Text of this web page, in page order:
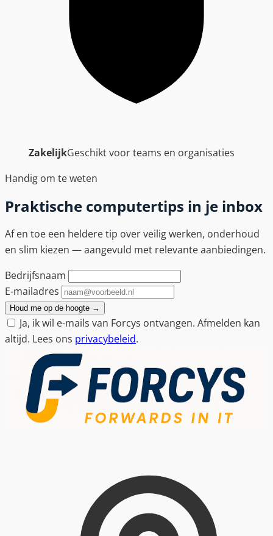
ZakelijkGeschikt voor teams en organisaties
Handig om te weten
Praktische computertips in je inbox
Af en toe een heldere tip over veilig werken, onderhoud
en slim kiezen — aangevuld met relevante aanbiedingen.
Bedrijfsnaam
E-mailadres
Houd me op de hoogte →
Ja, ik wil e-mails van Forcys ontvangen. Afmelden kan
altijd. Lees ons privacybeleid.